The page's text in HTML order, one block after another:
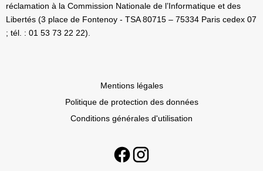
réclamation à la Commission Nationale de l’Informatique et des
Libertés (3 place de Fontenoy - TSA 80715 – 75334 Paris cedex 07
; tél. : 01 53 73 22 22).
Mentions légales
Politique de protection des données
Conditions générales d'utilisation